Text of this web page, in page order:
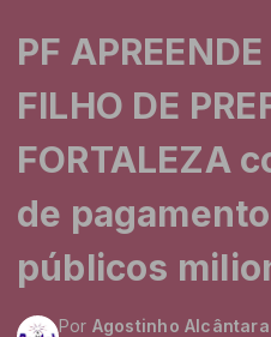
PF
FILHO DE
FORTALEZA
de
públicos
Por Agostinho Alcântara